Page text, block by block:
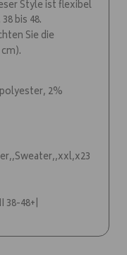
Style ist flexibel
bis 48.
Sie die
2%
38-48+|